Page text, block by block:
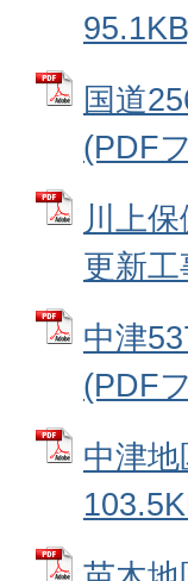
国道
(PDF
川上
更新
中津
(PDF
中津